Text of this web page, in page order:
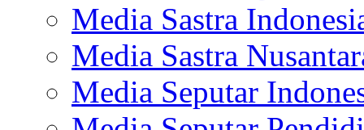
Media Sastra
Media Sastra
Media Seputar